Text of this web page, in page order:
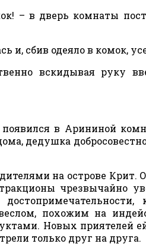
– в дверь комнаты
и, сбив одеяло в комок,
вскидывая руку
в Арининой
дедушка
на острове
чрезвычайно
похожим на
Новых приятелей
только друг на друга.